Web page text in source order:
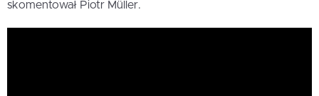
skomentował Piotr Müller.